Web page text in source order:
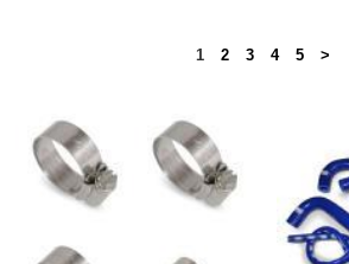
1 2 3 4 5 >